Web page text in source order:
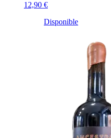
12,90 €
Disponible